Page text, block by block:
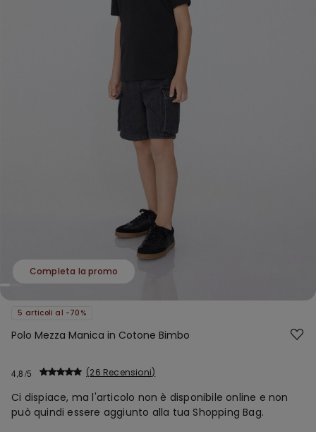
Completa la promo
5 articoli al -70%
Polo Mezza Manica in Cotone Bimbo
4,8 26 Recensioni
Ci dispiace, ma l'articolo non è disponibile online e non
può quindi essere aggiunto alla tua Shopping Bag.